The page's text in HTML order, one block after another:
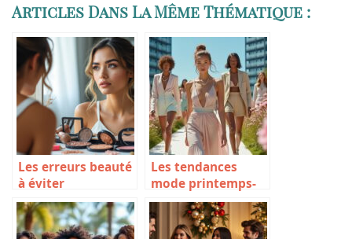
Articles Dans La Même Thématique :
Les erreurs beauté
à éviter
Les tendances
mode printemps-
été 2025